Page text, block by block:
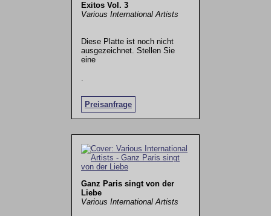
Exitos Vol. 3
Various International Artists
Diese Platte ist noch nicht
ausgezeichnet. Stellen Sie
eine
Preisanfrage
.
Ganz Paris singt von der
Liebe
Various International Artists